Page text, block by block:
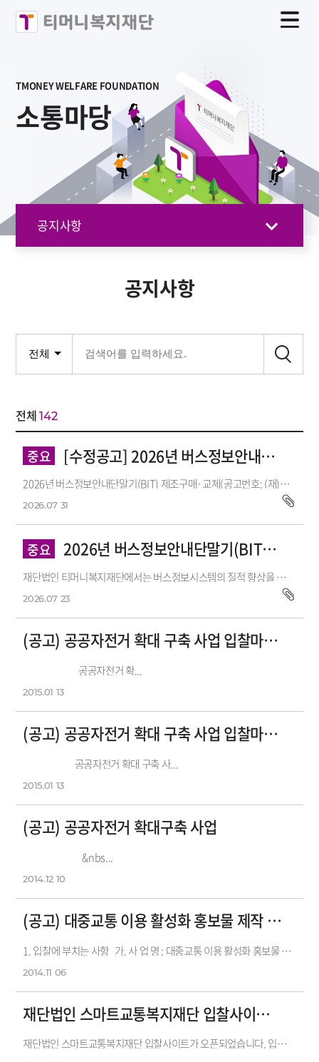
TMONEY WELFARE FOUNDATION
소통마당
공지사항
공지사항
전체142
2026.07 31
중요 [수정공고] 2026년 버스정보안내단말기(BIT) 제조구매·교체 서...
2026년 버스정보안내단말기(BIT) 제조구매·교체(공고번호: (재)티머니복지재단 공고 2026-1 , 누리장터 공고번호 : R26BK01650754-001, 공고일: 2026.07.27)...
2026.07 23
중요 2026년 버스정보안내단말기(BIT) 제조구매·교체 공고
재단법인 티머니복지재단에서는 버스정보시스템의 질적 향상을 도모하고 시민들에게 더 편리한 버스 이용 서비스를 제공하기 위해 위해 「2026...
2015.01 13
(공고) 공공자전거 확대 구축 사업 입찰마감일 연장
공공자전거 확...
2015.01 13
(공고) 공공자전거 확대 구축 사업 입찰마감일 연장
공공자전거 확대 구축 사...
2014.12 10
(공고) 공공자전거 확대구축 사업
&nbs...
2014.11 06
(공고) 대중교통 이용 활성화 홍보물 제작 용역 입찰공고
1. 입찰에 부치는 사항 가. 사 업 명 : 대중교통 이용 활성화 홍보물 제작 용역 나. 사업개요 : 국어?영어 언어별 홍보 영상 및 소책...
재단법인 스마트교통복지재단 입찰사이트 오픈 안내
재단법인 스마트교통복지재단 입찰사이트가 오픈되었습니다. 입찰사이트를 통하여 스마트교통복지재단의 사회공헌 사업의 투명성을 기하...